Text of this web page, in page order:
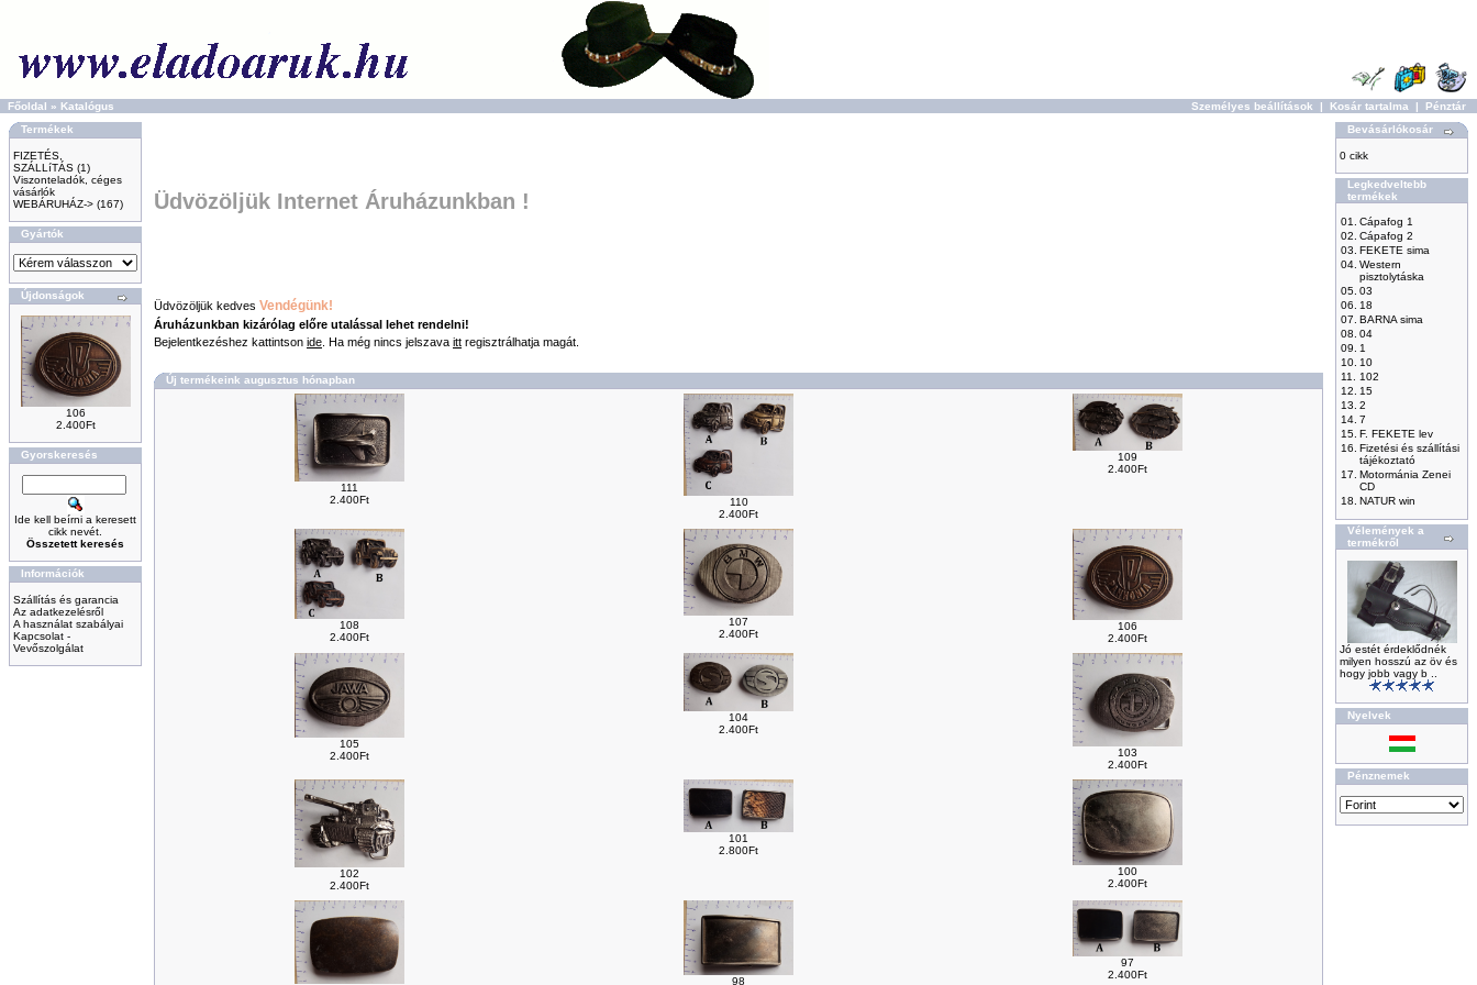
Főoldal » Katalógus Személyes beállítások | Kosár tartalma | Pénztár
Termékek
FIZETÉS,
SZÁLLíTÁS (1)
Viszonteladók, céges
vásárlók
WEBÁRUHÁZ-> (167)
Gyártók
Újdonságok
106
2.400Ft
Gyorskeresés
Ide kell beírni a keresett
cikk nevét.
Összetett keresés
Információk
Szállítás és garancia
Az adatkezelésről
A használat szabályai
Kapcsolat -
Vevőszolgálat
Üdvözöljük Internet Áruházunkban !
Üdvözöljük kedves Vendégünk!
Áruházunkban kizárólag előre utalással lehet rendelni!
Bejelentkezéshez kattintson ide . Ha még nincs jelszava itt regisztrálhatja magát.
Új termékeink augusztus hónapban
111
2.400Ft
110
2.400Ft
109
2.400Ft
108
2.400Ft
107
2.400Ft
106
2.400Ft
105
2.400Ft
104
2.400Ft
103
2.400Ft
102
2.400Ft
101
2.800Ft
100
2.400Ft
98
97
2.400Ft
Bevásárlókosár
0 cikk
Legkedveltebb
termékek
01.
Cápafog 1
02. Cápafog 2
03. FEKETE sima
04. Western
pisztolytáska
05. 03
06.
18
07. BARNA sima
08. 04
09.
1
10. 10
11.
102
12.
15
13. 2
14. 7
15. F. FEKETE lev
16. Fizetési és szállítási
tájékoztató
17. Motormánia Zenei
CD
18. NATUR win
Vélemények a
termékről
Jó estét érdeklődnék
milyen hosszú az öv és
hogy jobb vagy b ..
Nyelvek
Pénznemek